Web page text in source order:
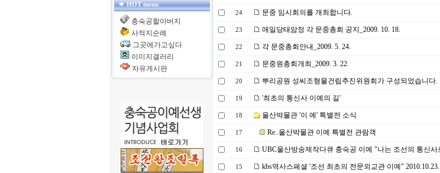
HOT menu
충숙공할아버지
사적지순례
그곳에가고싶다
이미지갤러리
자유게시판
24 문중 임시회의를 개최합니다.
23 애일당태암정 각 문중총회 공지_2009. 10. 18.
22 각 문중총회안내_2009. 5. 24.
21 문중원총회개최_2009. 3. 22.
20 뿌리공원 성씨조형물건립추진위원회가 구성되었습니다.
19 '최초의 통신사 이예의 길'
18 울산박물관 '이 예' 특별전 소식
17 Re..울산박물관 이예 특별전 관람객
16 UBC울산방송제작다큐 충숙공 이예 "나는 조선의 통신사
15 kbs역사스페셜 '조선 최초의 전문외교관 이예" 2010.10.23.